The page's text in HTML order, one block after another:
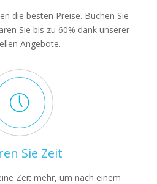
die besten Preise. Buchen Sie
Sie bis zu 60% dank unserer
Angebote.
Sie Zeit
Zeit mehr, um nach einem